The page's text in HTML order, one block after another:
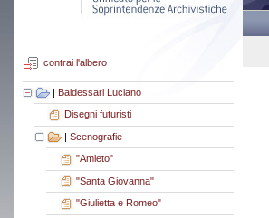
contrai l'albero
| Baldessari Luciano
Disegni futuristi
| Scenografie
"Amleto"
"Santa Giovanna"
"Giulietta e Romeo"